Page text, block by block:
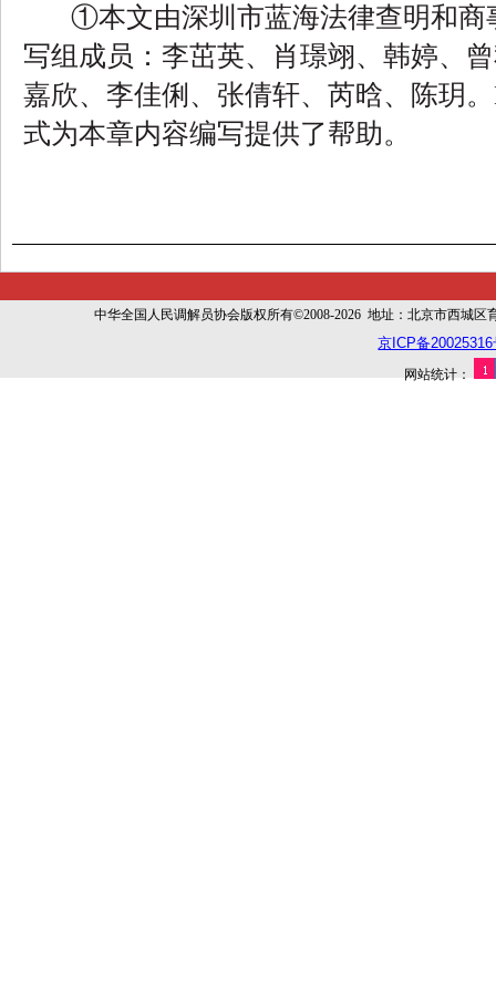
①本文由深圳市蓝海法律查明和商
写组成员：李茁英、肖璟翊、韩婷、
嘉欣、李佳俐、张倩轩、芮晗、陈玥
式为本章内容编写提供了帮助。
中华全国人民调解员协会版权所有©2008-2026 地址：北京市西城
京ICP备20025316
网站统计：